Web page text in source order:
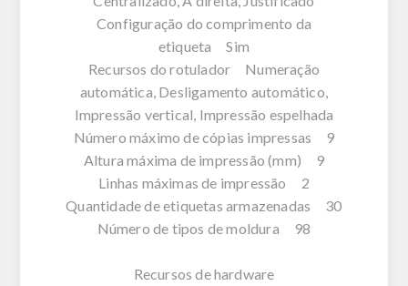
Configuração do comprimento da
etiqueta Sim
Recursos do rotulador Numeração
automática, Desligamento automático,
Impressão vertical, Impressão espelhada
Número máximo de cópias impressas 9
Altura máxima de impressão (mm) 9
Linhas máximas de impressão 2
Quantidade de etiquetas armazenadas 30
Número de tipos de moldura 98
Recursos de hardware